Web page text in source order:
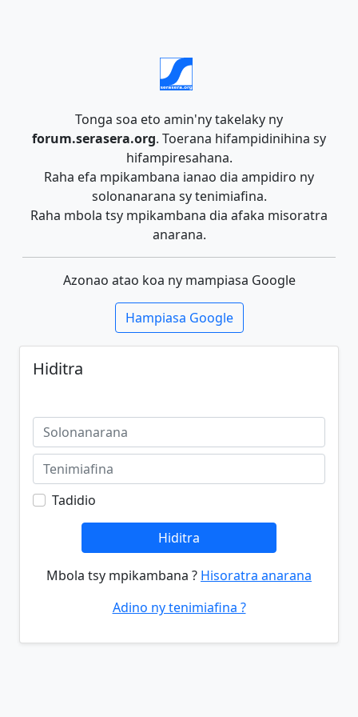
Tonga soa eto amin'ny takelaky ny
forum.serasera.org. Toerana hifampidinihina sy
hifampiresahana.
Raha efa mpikambana ianao dia ampidiro ny
solonanarana sy tenimiafina.
Raha mbola tsy mpikambana dia afaka misoratra
anarana.
Azonao atao koa ny mampiasa Google
Hampiasa Google
Hiditra
Tadidio
Hiditra
Mbola tsy mpikambana ? Hisoratra anarana
Adino ny tenimiafina ?